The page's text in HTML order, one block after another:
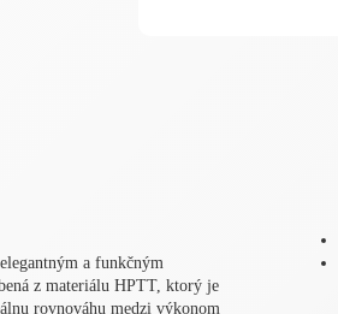
a funkčným
z materiálu HPTT, ktorý je
rovnováhu medzi výkonom